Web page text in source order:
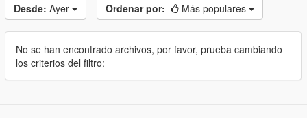
Desde: Ayer Ordenar por: Más populares
No se han encontrado archivos, por favor, prueba cambiando
los criterios del filtro: